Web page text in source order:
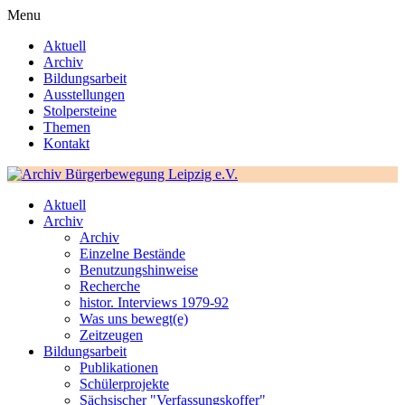
Menu
Aktuell
Archiv
Bildungsarbeit
Ausstellungen
Stolpersteine
Themen
Kontakt
Aktuell
Archiv
Archiv
Einzelne Bestände
Benutzungshinweise
Recherche
histor. Interviews 1979-92
Was uns bewegt(e)
Zeitzeugen
Bildungsarbeit
Publikationen
Schülerprojekte
Sächsischer "Verfassungskoffer"